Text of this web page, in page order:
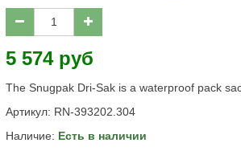
5 574 руб
The Snugpak Dri-Sak is a waterproof pack
Артикул: RN-393202.304
Наличие: Есть в наличии